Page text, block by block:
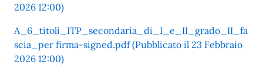
2026 12:00)
A_6_titoli_ITP_secondaria_di_I_e_II_grado_II_fa
scia_per firma-signed.pdf (Pubblicato il 23 Febbraio
2026 12:00)